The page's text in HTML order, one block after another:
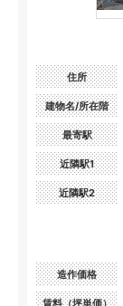
住所
建物名/所在階
最寄駅
近隣駅1
近隣駅2
造作価格
賃料（坪単価）